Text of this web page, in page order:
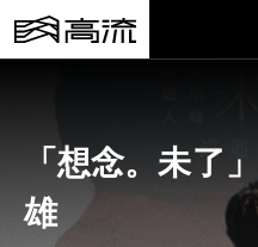
「想念。未了
雄